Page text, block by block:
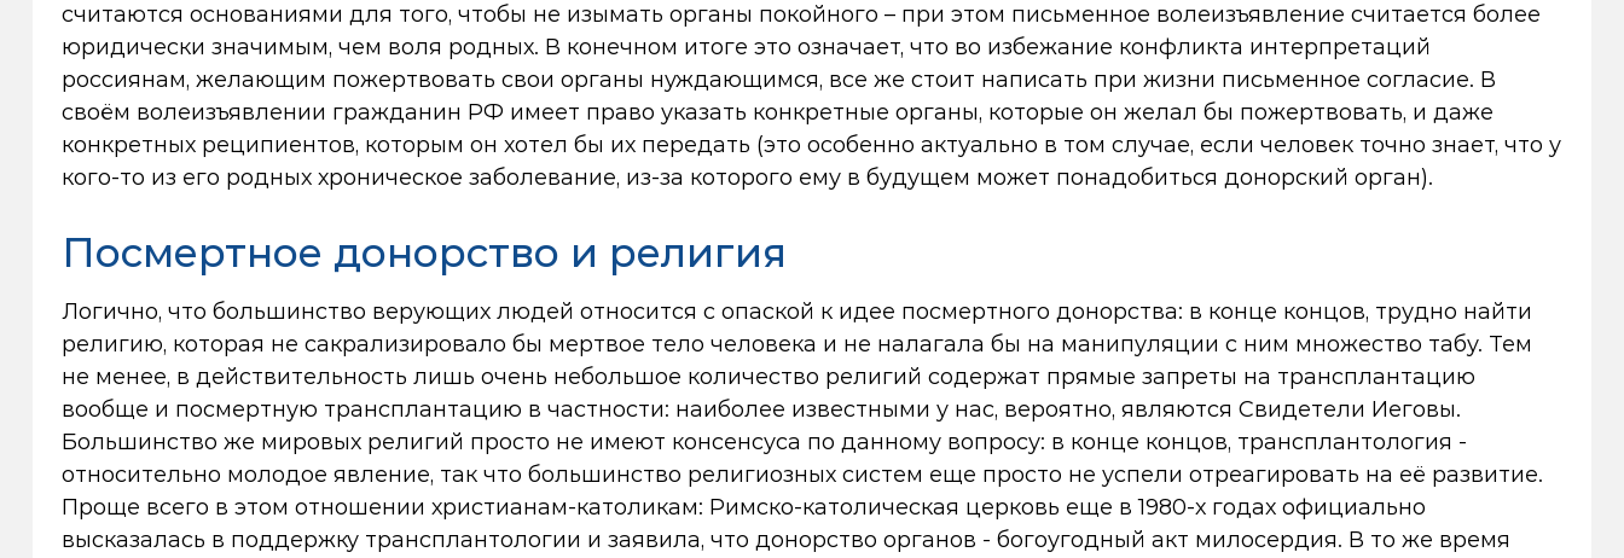
считаются основаниями для того, чтобы не изымать органы покойного – при этом письменное волеизъявление считается более
юридически значимым, чем воля родных. В конечном итоге это означает, что во избежание конфликта интерпретаций
россиянам, желающим пожертвовать свои органы нуждающимся, все же стоит написать при жизни письменное согласие. В
своём волеизъявлении гражданин РФ имеет право указать конкретные органы, которые он желал бы пожертвовать, и даже
конкретных реципиентов, которым он хотел бы их передать (это особенно актуально в том случае, если человек точно знает, что у
кого-то из его родных хроническое заболевание, из-за которого ему в будущем может понадобиться донорский орган).
Посмертное донорство и религия
Логично, что большинство верующих людей относится с опаской к идее посмертного донорства: в конце концов, трудно найти
религию, которая не сакрализировало бы мертвое тело человека и не налагала бы на манипуляции с ним множество табу. Тем
не менее, в действительность лишь очень небольшое количество религий содержат прямые запреты на трансплантацию
вообще и посмертную трансплантацию в частности: наиболее известными у нас, вероятно, являются Свидетели Иеговы.
Большинство же мировых религий просто не имеют консенсуса по данному вопросу: в конце концов, трансплантология -
относительно молодое явление, так что большинство религиозных систем еще просто не успели отреагировать на её развитие.
Проще всего в этом отношении христианам-католикам: Римско-католическая церковь еще в 1980-х годах официально
высказалась в поддержку трансплантологии и заявила, что донорство органов - богоугодный акт милосердия. В то же время